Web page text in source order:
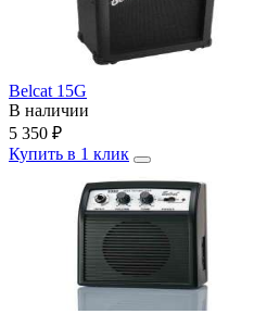
Belcat 15G
В наличии
5 350 ₽
Купить в 1 клик